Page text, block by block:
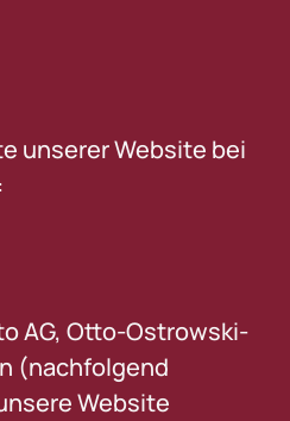
unserer Website bei
AG, Otto-Ostrowski-
(nachfolgend
Website